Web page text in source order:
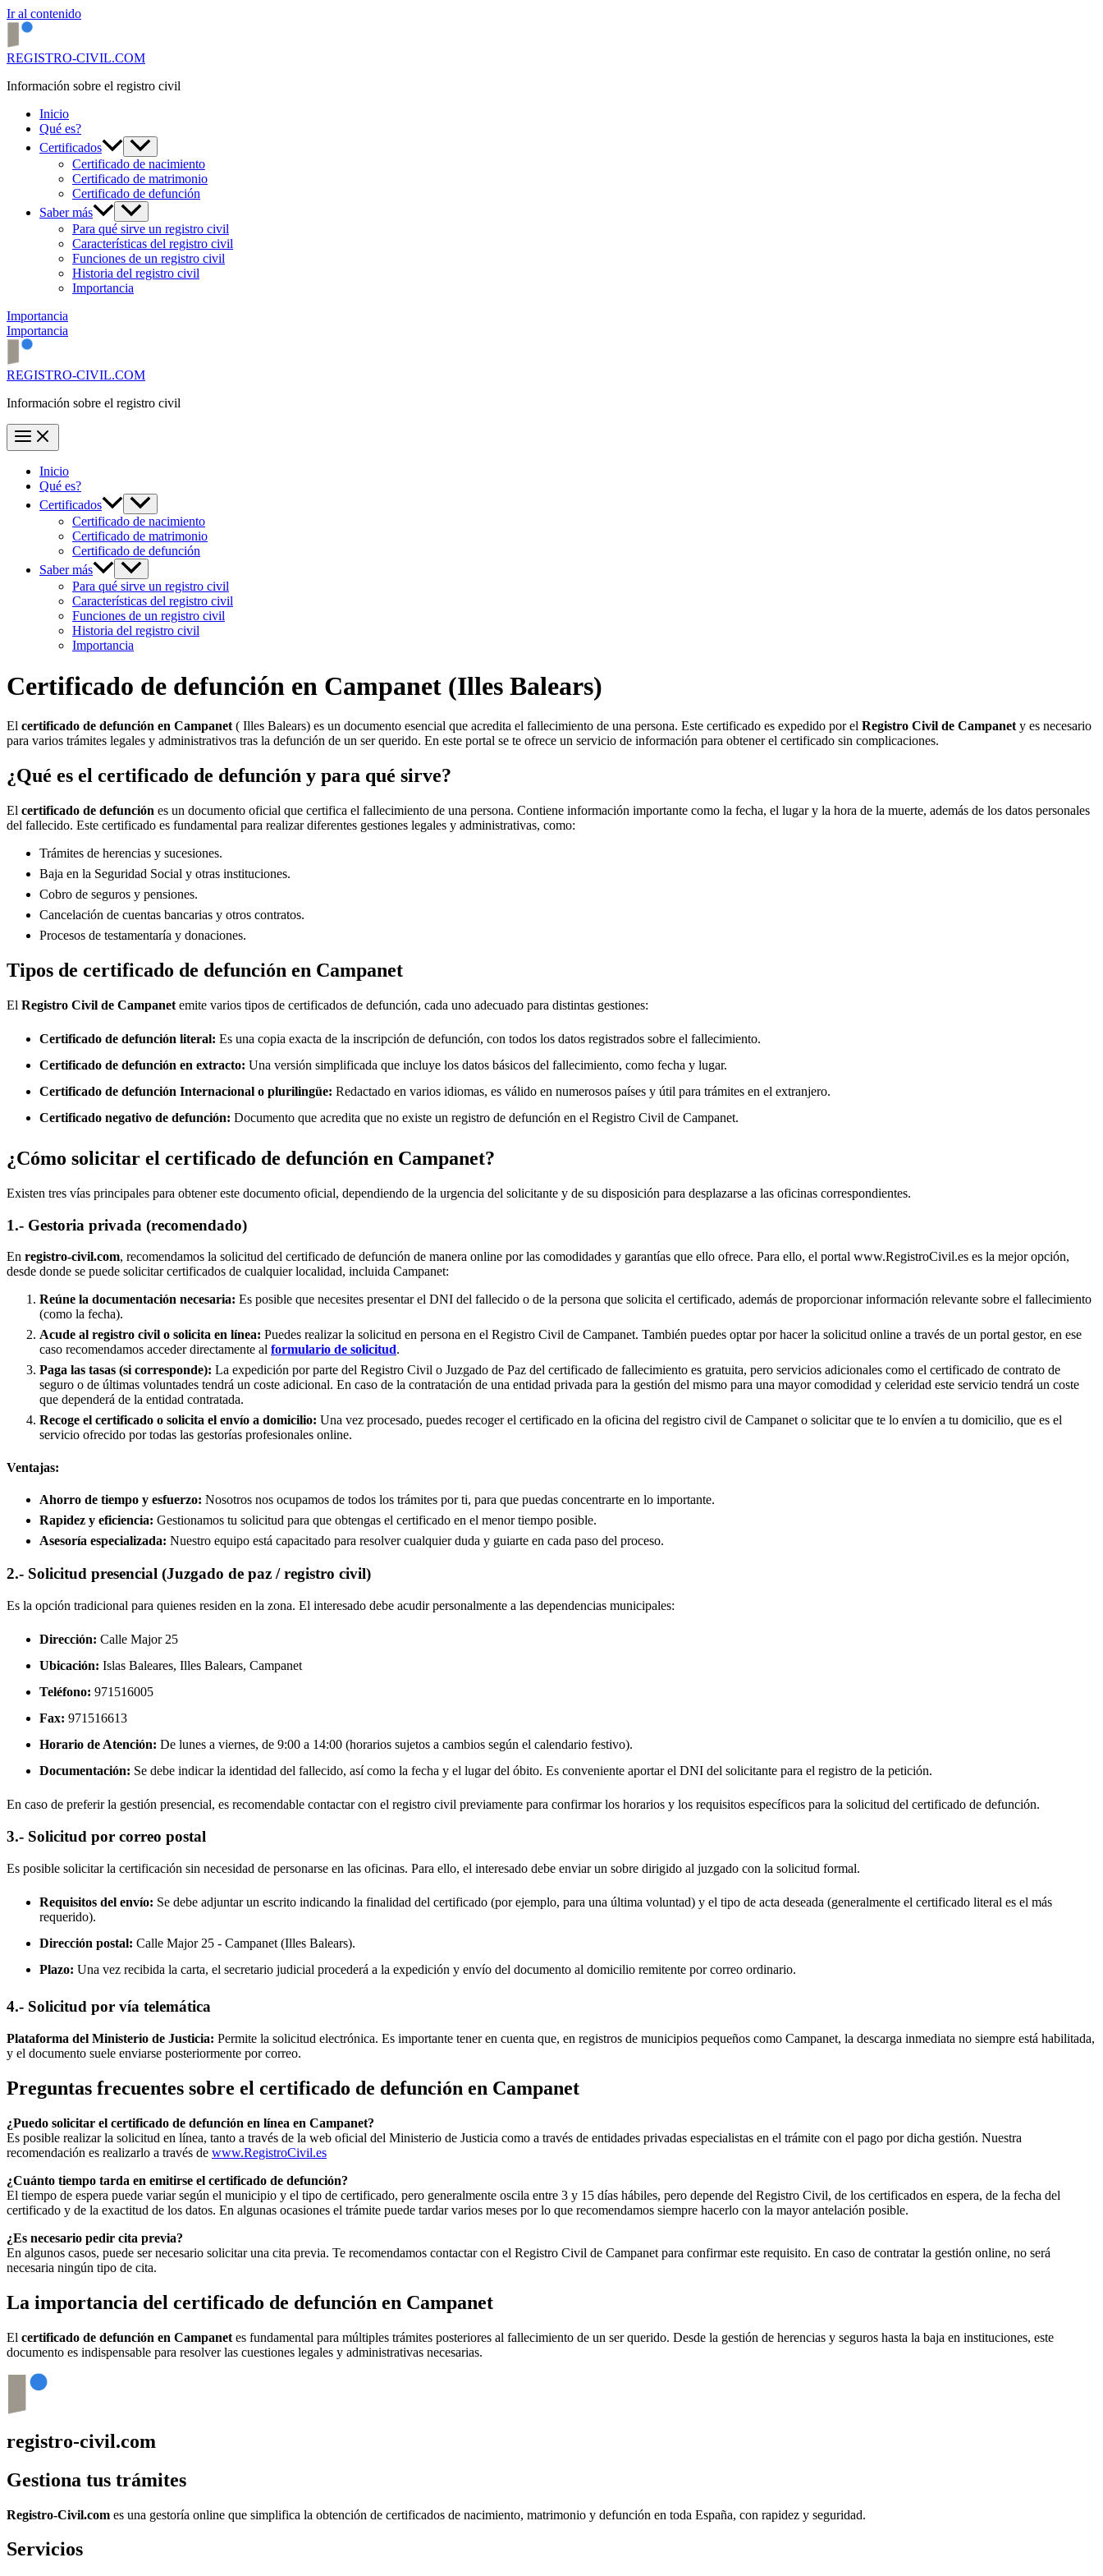
Ir al contenido
REGISTRO-CIVIL.COM
Información sobre el registro civil
Inicio
Qué es?
Certificados
Certificado de nacimiento
Certificado de matrimonio
Certificado de defunción
Saber más
Para qué sirve un registro civil
Características del registro civil
Funciones de un registro civil
Historia del registro civil
Importancia
Importancia
Importancia
REGISTRO-CIVIL.COM
Información sobre el registro civil
Inicio
Qué es?
Certificados
Certificado de nacimiento
Certificado de matrimonio
Certificado de defunción
Saber más
Para qué sirve un registro civil
Características del registro civil
Funciones de un registro civil
Historia del registro civil
Importancia
Certificado de defunción en Campanet (Illes Balears)
El certificado de defunción en Campanet ( Illes Balears) es un documento esencial que acredita el fallecimiento de una persona. Este certificado es expedido por el Registro Civil de Campanet y es necesario
para varios trámites legales y administrativos tras la defunción de un ser querido. En este portal se te ofrece un servicio de información para obtener el certificado sin complicaciones.
¿Qué es el certificado de defunción y para qué sirve?
El certificado de defunción es un documento oficial que certifica el fallecimiento de una persona. Contiene información importante como la fecha, el lugar y la hora de la muerte, además de los datos personales
del fallecido. Este certificado es fundamental para realizar diferentes gestiones legales y administrativas, como:
Trámites de herencias y sucesiones.
Baja en la Seguridad Social y otras instituciones.
Cobro de seguros y pensiones.
Cancelación de cuentas bancarias y otros contratos.
Procesos de testamentaría y donaciones.
Tipos de certificado de defunción en Campanet
El Registro Civil de Campanet emite varios tipos de certificados de defunción, cada uno adecuado para distintas gestiones:
Certificado de defunción literal: Es una copia exacta de la inscripción de defunción, con todos los datos registrados sobre el fallecimiento.
Certificado de defunción en extracto: Una versión simplificada que incluye los datos básicos del fallecimiento, como fecha y lugar.
Certificado de defunción Internacional o plurilingüe: Redactado en varios idiomas, es válido en numerosos países y útil para trámites en el extranjero.
Certificado negativo de defunción: Documento que acredita que no existe un registro de defunción en el Registro Civil de Campanet.
¿Cómo solicitar el certificado de defunción en Campanet?
Existen tres vías principales para obtener este documento oficial, dependiendo de la urgencia del solicitante y de su disposición para desplazarse a las oficinas correspondientes.
1.- Gestoria privada (recomendado)
En registro-civil.com, recomendamos la solicitud del certificado de defunción de manera online por las comodidades y garantías que ello ofrece. Para ello, el portal www.RegistroCivil.es es la mejor opción,
desde donde se puede solicitar certificados de cualquier localidad, incluida Campanet:
Reúne la documentación necesaria: Es posible que necesites presentar el DNI del fallecido o de la persona que solicita el certificado, además de proporcionar información relevante sobre el fallecimiento
(como la fecha).
Acude al registro civil o solicita en línea: Puedes realizar la solicitud en persona en el Registro Civil de Campanet. También puedes optar por hacer la solicitud online a través de un portal gestor, en ese
caso recomendamos acceder directamente al formulario de solicitud.
Paga las tasas (si corresponde): La expedición por parte del Registro Civil o Juzgado de Paz del certificado de fallecimiento es gratuita, pero servicios adicionales como el certificado de contrato de
seguro o de últimas voluntades tendrá un coste adicional. En caso de la contratación de una entidad privada para la gestión del mismo para una mayor comodidad y celeridad este servicio tendrá un coste
que dependerá de la entidad contratada.
Recoge el certificado o solicita el envío a domicilio: Una vez procesado, puedes recoger el certificado en la oficina del registro civil de Campaneto solicitar que te lo envíen a tu domicilio, que es el
servicio ofrecido por todas las gestorías profesionales online.
Ventajas:
Ahorro de tiempo y esfuerzo: Nosotros nos ocupamos de todos los trámites por ti, para que puedas concentrarte en lo importante.
Rapidez y eficiencia: Gestionamos tu solicitud para que obtengas el certificado en el menor tiempo posible.
Asesoría especializada: Nuestro equipo está capacitado para resolver cualquier duda y guiarte en cada paso del proceso.
2.- Solicitud presencial (Juzgado de paz / registro civil)
Es la opción tradicional para quienes residen en la zona. El interesado debe acudir personalmente a las dependencias municipales:
Dirección: Calle Major 25
Ubicación: Islas Baleares, Illes Balears, Campanet
Teléfono: 971516005
Fax: 971516613
Horario de Atención: De lunes a viernes, de 9:00 a 14:00 (horarios sujetos a cambios según el calendario festivo).
Documentación: Se debe indicar la identidad del fallecido, así como la fecha y el lugar del óbito. Es conveniente aportar el DNI del solicitante para el registro de la petición.
En caso de preferir la gestión presencial, es recomendable contactar con el registro civil previamente para confirmar los horarios y los requisitos específicos para la solicitud del certificado de defunción.
3.- Solicitud por correo postal
Es posible solicitar la certificación sin necesidad de personarse en las oficinas. Para ello, el interesado debe enviar un sobre dirigido al juzgado con la solicitud formal.
Requisitos del envío: Se debe adjuntar un escrito indicando la finalidad del certificado (por ejemplo, para una última voluntad) y el tipo de acta deseada (generalmente el certificado literal es el más
requerido).
Dirección postal: Calle Major 25 - Campanet (Illes Balears).
Plazo: Una vez recibida la carta, el secretario judicial procederá a la expedición y envío del documento al domicilio remitente por correo ordinario.
4.- Solicitud por vía telemática
Plataforma del Ministerio de Justicia: Permite la solicitud electrónica. Es importante tener en cuenta que, en registros de municipios pequeños como Campanet, la descarga inmediata no siempre está habilitada,
y el documento suele enviarse posteriormente por correo.
Preguntas frecuentes sobre el certificado de defunción en Campanet
¿Puedo solicitar el certificado de defunción en línea en Campanet?
Es posible realizar la solicitud en línea, tanto a través de la web oficial del Ministerio de Justicia como a través de entidades privadas especialistas en el trámite con el pago por dicha gestión. Nuestra
recomendación es realizarlo a través de www.RegistroCivil.es
¿Cuánto tiempo tarda en emitirse el certificado de defunción?
El tiempo de espera puede variar según el municipio y el tipo de certificado, pero generalmente oscila entre 3 y 15 días hábiles, pero depende del Registro Civil, de los certificados en espera, de la fecha del
certificado y de la exactitud de los datos. En algunas ocasiones el trámite puede tardar varios meses por lo que recomendamos siempre hacerlo con la mayor antelación posible.
¿Es necesario pedir cita previa?
En algunos casos, puede ser necesario solicitar una cita previa. Te recomendamos contactar con el Registro Civil de Campanet para confirmar este requisito. En caso de contratar la gestión online, no será
necesaria ningún tipo de cita.
La importancia del certificado de defunción en Campanet
El certificado de defunción en Campanet es fundamental para múltiples trámites posteriores al fallecimiento de un ser querido. Desde la gestión de herencias y seguros hasta la baja en instituciones, este
documento es indispensable para resolver las cuestiones legales y administrativas necesarias.
registro-civil.com
Gestiona tus trámites
Registro-Civil.com es una gestoría online que simplifica la obtención de certificados de nacimiento, matrimonio y defunción en toda España, con rapidez y seguridad.
Servicios